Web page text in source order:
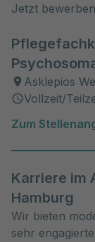
Jetzt
Asklepios
Vollzeit/
Zum
Karriere im
Hamburg
Wir bieten
sehr